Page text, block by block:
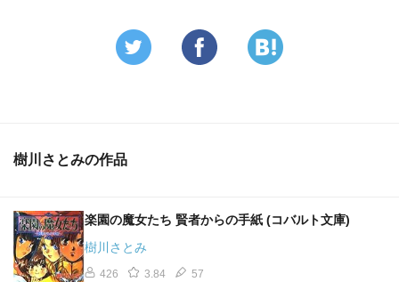
樹川さとみの作品
楽園の魔女たち 賢者からの手紙 (コバルト文庫)
樹川さとみ
426 3.84 57